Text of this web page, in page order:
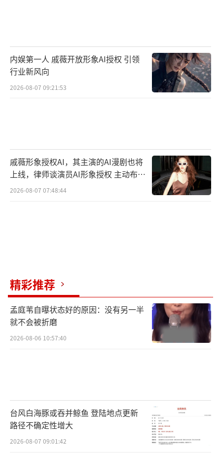
分用心，柯颖曾出演过《幸福二重奏》《住在
我隔壁的甲方》，并凭借《虚颜》中的小画师
十七成功获得了观众的认可；文渊曾在《扑通
扑通喜欢你》《问天录》《府上娶了个锦鲤新
颜值、演技双双在线的实力派演员。出色的演
员、强大的制作班底再加上优秀的故事定能打
造出爆款精品，祝《契约新娘》开机大吉，期
内娱第一人 戚薇开放形象AI授权 引领
行业新风向
2026-08-07 09:21:53
戚薇形象授权AI，其主演的AI漫剧也将
上线，律师谈演员AI形象授权 主动布局
数字资产
2026-08-07 07:48:44
精彩推荐
孟庭苇自曝状态好的原因：没有另一半
就不会被折磨
2026-08-06 10:57:40
台风白海豚或吞并鲸鱼 登陆地点更新
路径不确定性增大
2026-08-07 09:01:42